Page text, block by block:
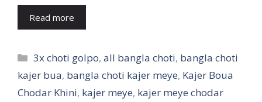
Read more
Categories
3x choti golpo,all bangla choti, bangla choti
kajer bua, bangla choti kajer meye, Kajer Boua
Chodar Khini, kajer meye, kajer meye chodar